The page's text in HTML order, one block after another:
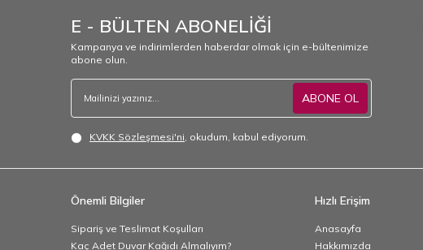
E - BÜLTEN ABONELİĞİ
Kampanya ve indirimlerden haberdar olmak için e-bültenimize
abone olun.
ABONE OL
KVKK Sözleşmesi'ni, okudum, kabul ediyorum.
Önemli Bilgiler
Sipariş ve Teslimat Koşulları
Kaç Adet Duvar Kağıdı Almalıyım?
Hızlı Erişim
Anasayfa
Hakkımızda